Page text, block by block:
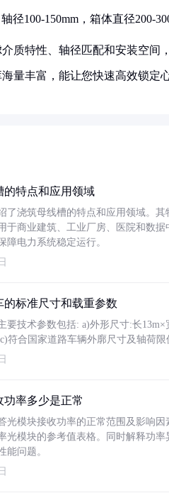
径100-150mm，箱体直径200-
质特性、轴径匹配和安装空间
量丰富，能让您快速高效锁定
的特点和应用领域
了浇筑母线槽的特点和应用领域。
于商业建筑、工业厂房、医院和数
障电力系统稳定运行。
的标准尺寸和载重参数
要技术参数包括: a)外形尺寸:长
符合国家道路车辆外廓尺寸及轴荷限
功率多少是正常
光模块接收功率的正常范围及影响
光模块的参考值表格。同时解释功
能问题。